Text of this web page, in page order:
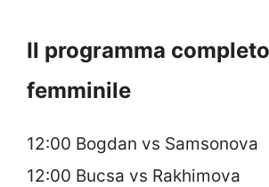
Il programma completo
femminile
12:00 Bogdan vs Samsonova
12:00 Bucsa vs Rakhimova